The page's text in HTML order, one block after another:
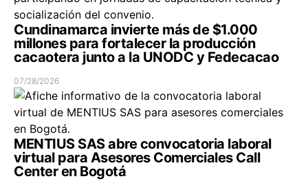
Cundinamarca invierte más de $1.000
millones para fortalecer la producción
cacaotera junto a la UNODC y Fedecacao
07/28/2026
MENTIUS SAS abre convocatoria laboral
virtual para Asesores Comerciales Call
Center en Bogotá